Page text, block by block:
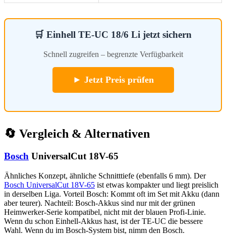
🛒 Einhell TE-UC 18/6 Li jetzt sichern
Schnell zugreifen – begrenzte Verfügbarkeit
► Jetzt Preis prüfen
🔄 Vergleich & Alternativen
Bosch UniversalCut 18V-65
Ähnliches Konzept, ähnliche Schnitttiefe (ebenfalls 6 mm). Der
Bosch UniversalCut 18V-65 ist etwas kompakter und liegt preislich
in derselben Liga. Vorteil Bosch: Kommt oft im Set mit Akku (dann
aber teurer). Nachteil: Bosch-Akkus sind nur mit der grünen
Heimwerker-Serie kompatibel, nicht mit der blauen Profi-Linie.
Wenn du schon Einhell-Akkus hast, ist der TE-UC die bessere
Wahl. Wenn du im Bosch-System bist, nimm den Bosch.